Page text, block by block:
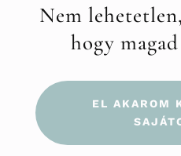
Nem
hogy
EL AKAROM